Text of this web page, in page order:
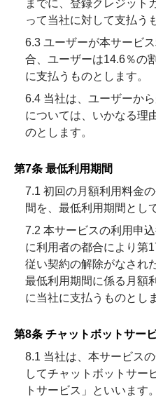
までに、登録クレジット
って当社に対して支払う
6.3 ユーザーが本サービ
合、ユーザーは14.6％の
に支払うものとします。
6.4 当社は、ユーザーか
については、いかなる理
のとします。
第7条 最低利用期間
7.1 初回の月額利用料金
間を、最低利用期間とし
7.2 本サービスの利用申
に利用者の都合により第
従い契約の解除がなされ
最低利用期間に係る月額
に当社に支払うものとし
第8条 チャットボットサー
8.1 当社は、本サービス
してチャットボットサー
トサービス」といいます